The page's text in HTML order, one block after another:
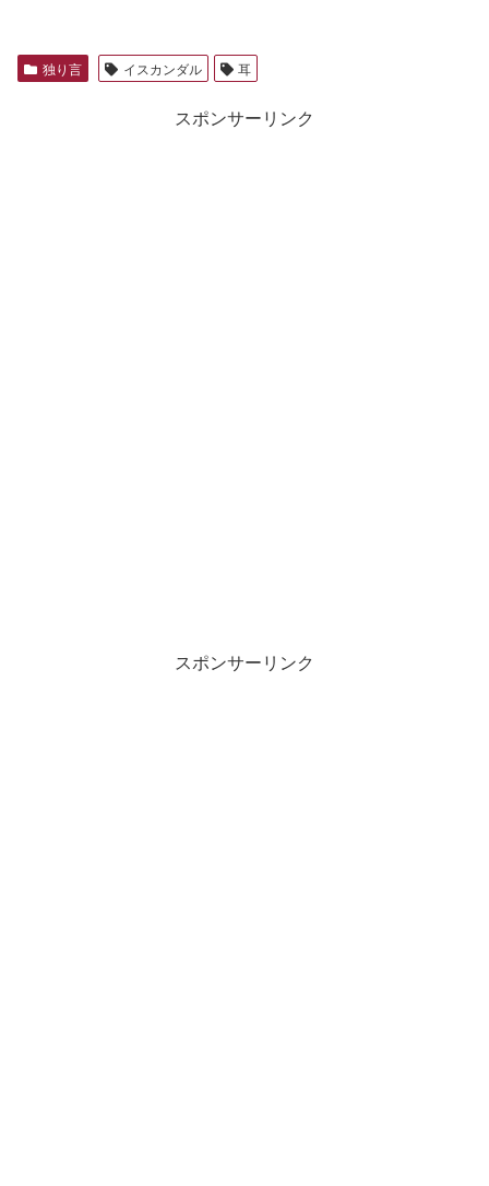
独り言 イスカンダル 耳
スポンサーリンク
スポンサーリンク